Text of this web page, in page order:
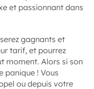
et passionnant dans
gagnants et
tarif, et pourrez
moment. Alors si son
panique ! Vous
ou depuis votre